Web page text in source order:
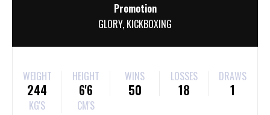
Promotion
GLORY, KICKBOXING
WEIGHT
244
KG'S
HEIGHT
6'6
CM'S
WINS
50
LOSSES
18
DRAWS
1